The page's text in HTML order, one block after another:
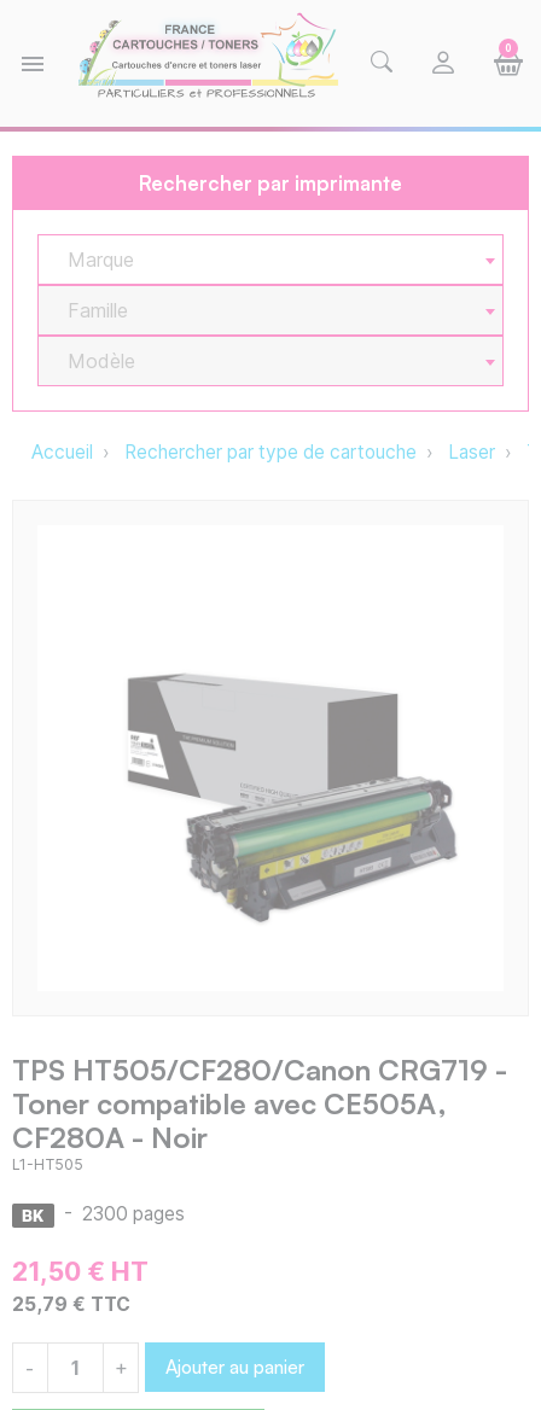
menu
0
Rechercher par imprimante
Marque
Famille
Modèle
Accueil Rechercher par type de cartouche Laser
TPS HT505/CF280/Canon CRG719 -
Toner compatible avec CE505A,
CF280A - Noir
L1-HT505
- 2300 pages
21,50 € HT
25,79 € TTC
- + Ajouter au panier